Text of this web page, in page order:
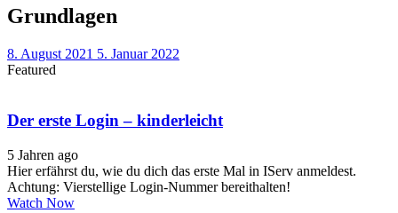
Grundlagen
8. August 2021 5. Januar 2022
Featured
Der erste Login – kinderleicht
5 Jahren ago
Hier erfährst du, wie du dich das erste Mal in IServ anmeldest.
Achtung: Vierstellige Login-Nummer bereithalten!
Watch Now